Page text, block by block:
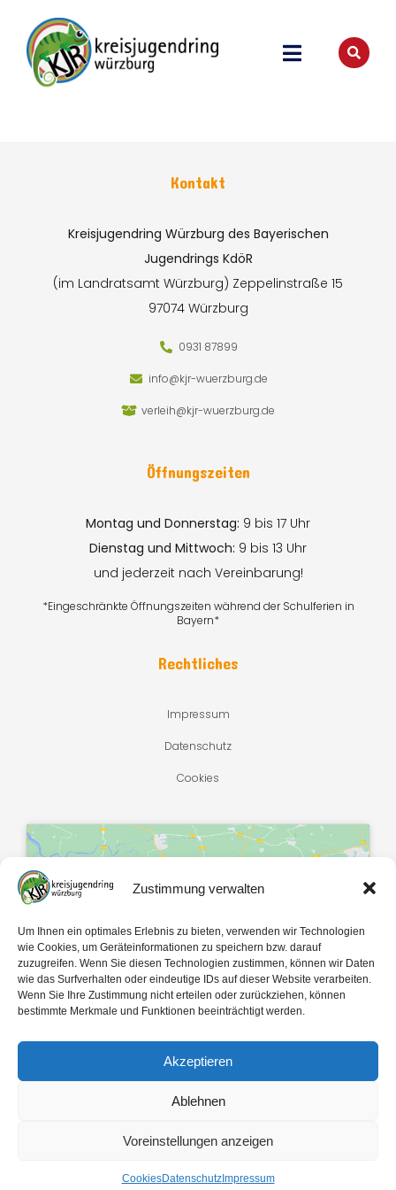
Zustimmung verwalten
Um Ihnen ein optimales Erlebnis zu bieten, verwenden wir Technologien
wie Cookies, um Geräteinformationen zu speichern bzw. darauf
zuzugreifen. Wenn Sie diesen Technologien zustimmen, können wir Daten
wie das Surfverhalten oder eindeutige IDs auf dieser Website verarbeiten.
Wenn Sie Ihre Zustimmung nicht erteilen oder zurückziehen, können
bestimmte Merkmale und Funktionen beeinträchtigt werden.
Akzeptieren
Ablehnen
Voreinstellungen anzeigen
CookiesDatenschutzImpressum
Kontakt
Kreisjugendring Würzburg des Bayerischen
Jugendrings KdöR
(im Landratsamt Würzburg) Zeppelinstraße 15
97074 Würzburg
0931 87899
info@kjr-wuerzburg.de
verleih@kjr-wuerzburg.de
Öffnungszeiten
Montag und Donnerstag: 9 bis 17 Uhr
Dienstag und Mittwoch: 9 bis 13 Uhr
und jederzeit nach Vereinbarung!
*Eingeschränkte Öffnungszeiten während der Schulferien in
Bayern*
Rechtliches
Impressum
Datenschutz
Cookies
Klicke hier, um Marketing-Cookies zu
akzeptieren und diesen Inhalt zu
aktivieren
Copyright © 2026